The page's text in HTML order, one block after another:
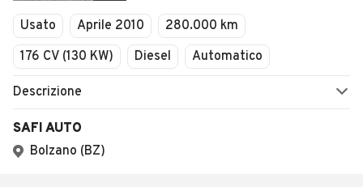
Usato Aprile 2010
280.000 km
176 CV (130 KW)
Diesel Automatico
Descrizione
SAFI AUTO
Bolzano (BZ)